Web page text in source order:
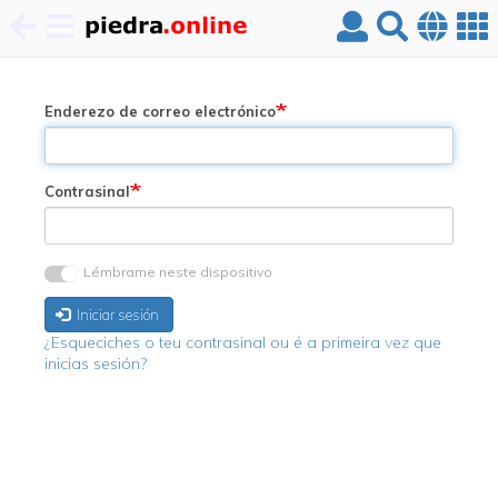
principal
Enderezo de correo electrónico
Contrasinal
Lémbrame neste dispositivo
Iniciar sesión
¿Esqueciches o teu contrasinal ou é a primeira vez que
inicias sesión?